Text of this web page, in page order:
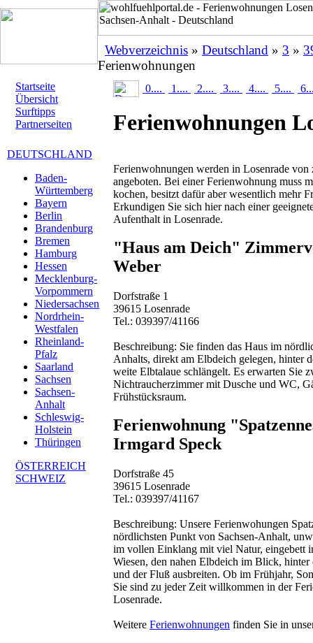
Webverzeichnis » Deutschland » 3 »
Ferienwohnungen
Startseite
Übersicht
Surftipps
Partnerseiten
DEUTSCHLAND
Baden-
Württemberg
Bayern
Berlin
Brandenburg
Bremen
Hamburg
Hessen
Mecklenburg-
Vorpommern
Niedersachsen
Nordrhein-
Westfalen
Rheinland-
Pfalz
Saarland
Sachsen
Sachsen-
Anhalt
Schleswig-
Holstein
Thüringen
ÖSTERREICH
SCHWEIZ
0.... 1.... 2.... 3.... 4.... 5....
Ferienwohnungen
Ferienwohnungen werden in Losenrade von
angeboten. Bei einer Ferienwohnung muss
kochen, besitzt dafür aber wesentlich mehr
Erkundigen Sie sich hier nach einer
Aufenthalt in Losenrade.
"Haus am Deich"
Weber
Dorfstraße 1
39615 Losenrade
Tel.: 039397/41166
Beschreibung: Sie finden das Haus im
Anhalts, direkt am Elbdeich gelegen, hinter
weite Elbtalaue schlängelt. Es erwarten Sie
Nichtraucherzimmer mit Dusche und WC,
Frühstücksraum.
Ferienwohnung
Irmgard Speck
Dorfstraße 45
39615 Losenrade
Tel.: 039397/41167
Beschreibung: Unsere Ferienwohungen
nördlichsten Punkt von Sachsen-Anhalt,
im vollen Einklang mit viel Natur, eingebett
Wiesen, den nahen Elbdeich im Blick,
und der Fluß ausbreiten. Ob im Frühjahr,
Sie sind zu jeder Zeit willkommen in der
Losenrade.
Weitere Ferienwohnungen finden Sie in